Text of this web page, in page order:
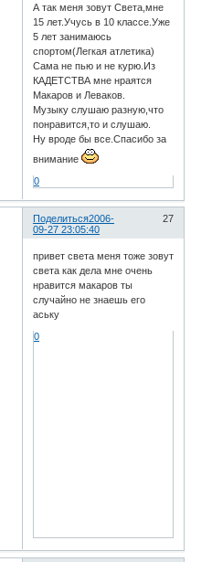
А так меня зовут Света,мне
15 лет.Учусь в 10 классе.Уже
5 лет занимаюсь
спортом(Легкая атлетика)
Сама не пью и не курю.Из
КАДЕТСТВА мне нраятся
Макаров и Леваков.
Музыку слушаю разную,что
понравится,то и слушаю.
Ну вроде бы все.Спасибо за
внимание
0
Поделиться 27
2006-
09-27 23:05:40
привет света меня тоже зовут
света как дела мне очень
нравится макаров ты
случайно не знаешь его
аську
0